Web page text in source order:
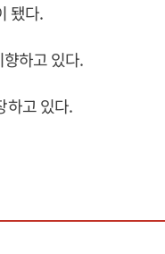
됐다.
하고 있다.
하고 있다.